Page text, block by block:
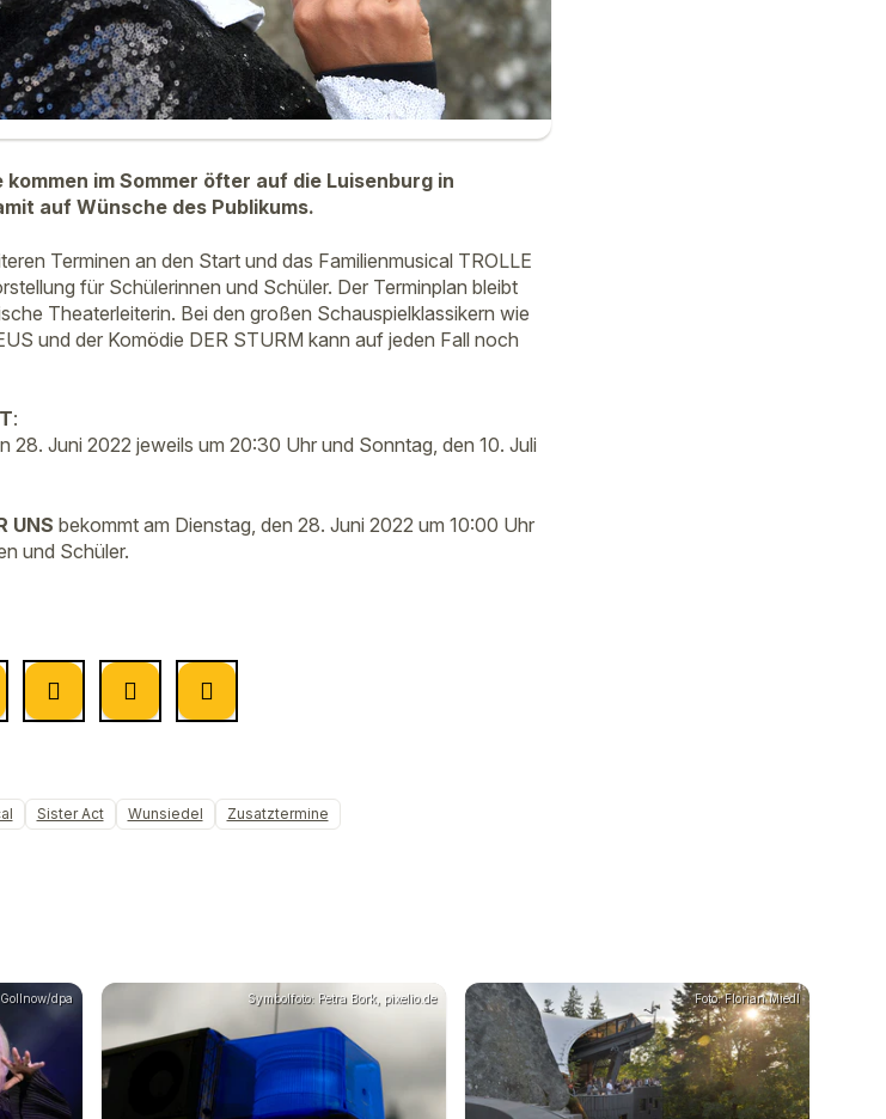
im Sommer öfter auf die Luisenburg in
auf Wünsche des Publikums.
Terminen an den Start und das Familienmusical TROLLE
für Schülerinnen und Schüler. Der Terminplan bleibt
Theaterleiterin. Bei den großen Schauspielklassikern wie
und der Komödie DER STURM kann auf jeden Fall noch
:
28. Juni 2022 jeweils um 20:30 Uhr und Sonntag, den 10. Juli
UNS bekommt am Dienstag, den 28. Juni 2022 um 10:00 Uhr
und Schüler.
Sister Act Wunsiedel Zusatztermine
dpa Symbolfoto: Petra Bork, pixelio.de Foto: Florian Miedl